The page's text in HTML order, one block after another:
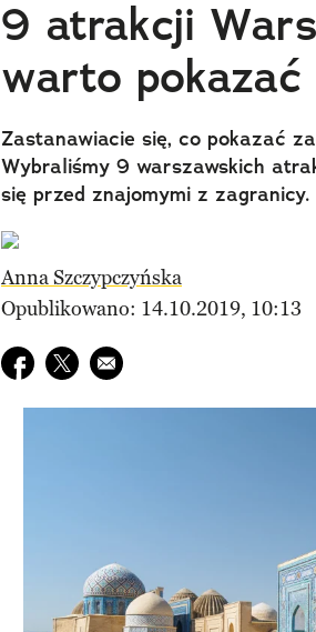
9 atrakcji
warto pokazać
Zastanawiacie się, co pokazać
Wybraliśmy 9 warszawskich
się przed znajomymi z zagranicy.
Anna Szczypczyńska
Opublikowano: 14.10.2019, 10:13
Udostępnij na facebook
Udostępnij na twitter
E-mail do przyjaciela